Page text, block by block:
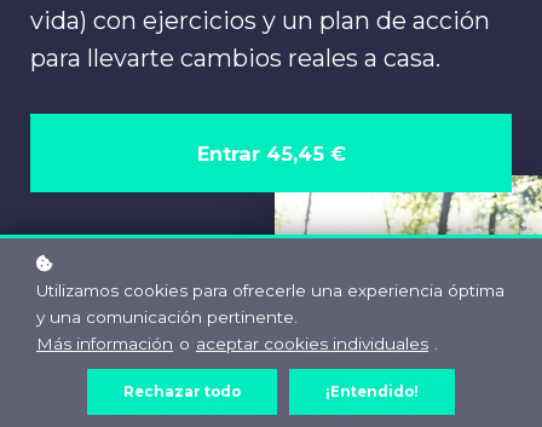
vida) con ejercicios y un plan de acción
para llevarte cambios reales a casa.
Entrar 45,45 €
Utilizamos cookies para ofrecerle una experiencia óptima
y una comunicación pertinente.
Más información o aceptar cookies individuales
Rechazar todo ¡Entendido!